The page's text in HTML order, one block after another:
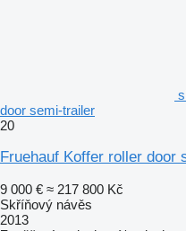
door semi-trailer
20
Fruehauf Koffer roller door
9 000 € ≈ 217 800 Kč
Skříňový návěs
2013